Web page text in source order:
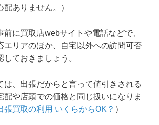
ありません。）
前に買取店webサイトや電話などで、
エリアのほか、自宅以外への訪問可否
ておきましょう。
は、出張だからと言って値引きされる
配や店頭での価格と同じ扱いになりま
張買取の利用 いくらからOK？ ）